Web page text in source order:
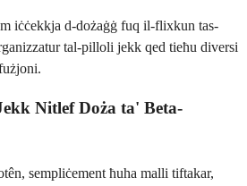
iċċekkja d-dożaġġ fuq il-flixkun tas-
tal-pilloli jekk qed tieħu diversi
Nitlef Doża ta' Beta-
sempliċement ħuha malli tiftakar,